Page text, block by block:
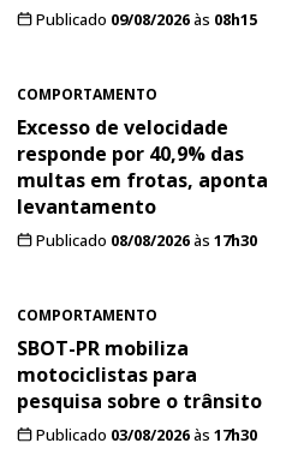
Publicado 09/08/2026às 08h15
COMPORTAMENTO
Excesso de velocidade
responde por 40,9% das
multas em frotas, aponta
levantamento
Publicado 08/08/2026às 17h30
COMPORTAMENTO
SBOT-PR mobiliza
motociclistas para
pesquisa sobre o trânsito
Publicado 03/08/2026às 17h30